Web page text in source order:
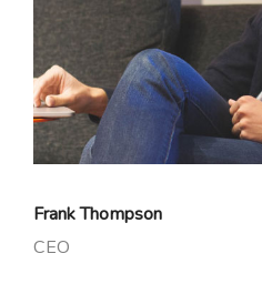
Frank Thompson
CEO